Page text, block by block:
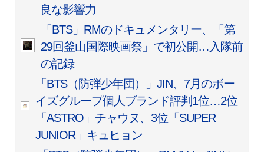
良な影響力
「BTS」RMのドキュメンタリー、「第
29回釜山国際映画祭」で初公開…入隊前
の記録
「BTS（防弾少年団）」JIN、7月のボー
イズグループ個人ブランド評判1位…2位
「ASTRO」チャウヌ、3位「SUPER
JUNIOR」キュヒョン